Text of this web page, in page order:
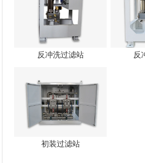
反冲洗过滤站 反
初装过滤站